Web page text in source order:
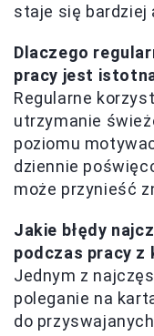
staje się bardziej
Dlaczego
pracy jest
Regularne
utrzymanie
poziomu
dziennie
może przynieść
Jakie błędy
podczas pracy z
Jednym z
poleganie na
do